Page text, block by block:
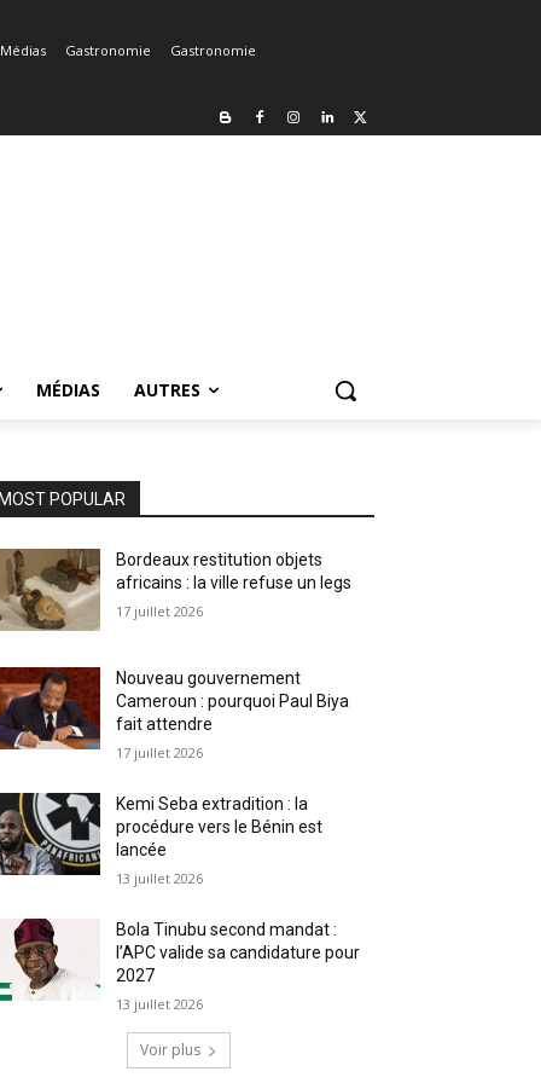
Médias Gastronomie
Gastronomie
MÉDIAS AUTRES
MOST POPULAR
Bordeaux restitution objets
africains : la ville refuse un legs
17 juillet 2026
Nouveau gouvernement
Cameroun : pourquoi Paul Biya
fait attendre
17 juillet 2026
Kemi Seba extradition : la
procédure vers le Bénin est
lancée
13 juillet 2026
Bola Tinubu second mandat :
l’APC valide sa candidature pour
2027
13 juillet 2026
Voir plus